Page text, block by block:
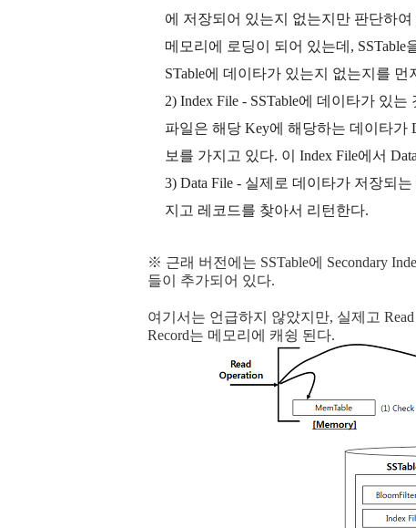
에 저장되어 있는지 없는지만 판단하여
메모리에 로딩이 되어 있는데,
STable에 데이타가 있는지 없는지를 먼
2) Index File - SSTable에 데이타가 있
파일은 해당 Key에 해당하는 데이타가
보를 가지고 있다. 이 Index File에서
3) Data File - 실제로 데이타가 저장되
지고 레코드를 찾아서 리턴한다.
※ 근래 버전에는 SSTable에 Secondary
들이 추가되어 있다.
여기서는 언급하지 않았지만, 실제고
Record는 메모리에 캐슁 된다.